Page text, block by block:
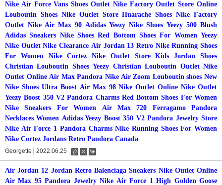
Nike Air Force Vans Shoes Outlet Nike Factory Outlet Store Online
Louboutin Shoes Nike Outlet Store Huarache Shoes Nike Factory
Outlet Nike Air Max 90 Adidas Yeezy Nike Shoes Yeezy 500 Blush
Adidas Sneakers Nike Shoes Red Bottom Shoes For Women Yeezy
Nike Outlet Nike Clearance Air Jordan 13 Retro Nike Running Shoes
For Women
Nike Cortez Nike Outlet Store
Kids Jordan Shoes
Christian Louboutin Shoes Yeezy Christian Louboutin Outlet Nike
Outlet Online Air Max Pandora Nike Air Zoom Louboutin shoes New
Nike Shoes Ultra Boost Air Max 98 Nike Outlet Online Nike Outlet
Yeezy Boost 350 V2 Pandora Charms Red Bottom Shoes For Women
Nike Sneakers For Women
Air Max 720 Ferragamo
Pandora
Necklaces Women Adidas Yeezy Boost 350 V2 Pandora Jewelry Store
Nike Air Force 1 Pandora Charms Nike Running Shoes For Women
Nike Cortez Jordans Retro Pandora Canada
Georgette 2022.06.25
수
삭
Air Jordan 12 Jordan Retro Balenciaga Sneakers Nike Outlet Online
Air Max 95 Pandora Jewelry Nike Air Force 1 High Golden Goose